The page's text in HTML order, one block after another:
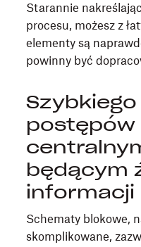
Starannie
procesu, możesz z
elementy są
powinny być
postępów
będącym
informacji
Schematy blokowe,
skomplikowane,